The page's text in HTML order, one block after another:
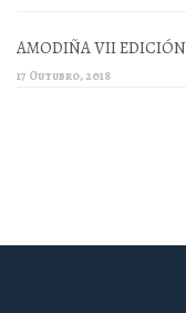
AMODIÑA VII EDICIÓN
17 Outubro, 2018